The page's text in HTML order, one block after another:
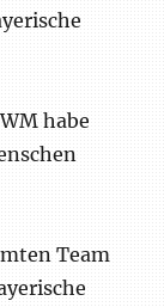
habe
Team